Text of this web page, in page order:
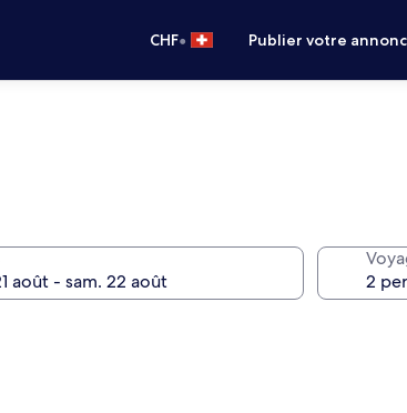
CHF• Publier votre